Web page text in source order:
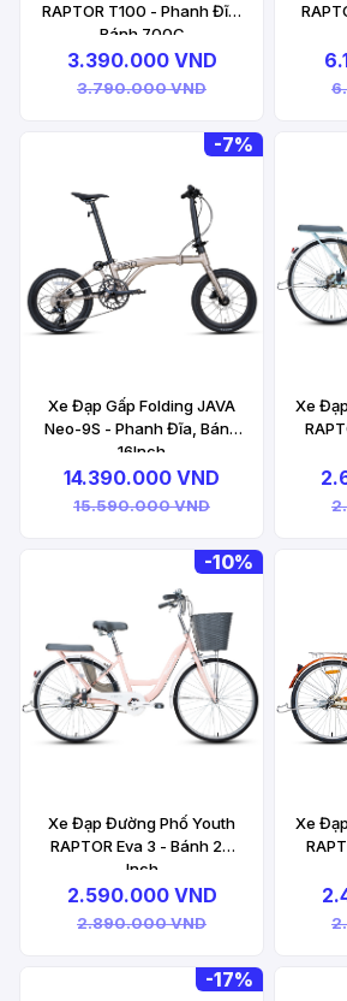
RAPTOR T100 - Phanh Đĩa,
Bánh 700C
3.390.000 VND
3.790.000 VND
-7%
Xe Đạp Gấp Folding JAVA
Neo-9S - Phanh Đĩa, Bánh
16Inch
14.390.000 VND
15.590.000 VND
Xe
-10%
Xe Đạp Đường Phố Youth
RAPTOR Eva 3 - Bánh 24
Inch
2.590.000 VND
2.890.000 VND
Xe
-17%